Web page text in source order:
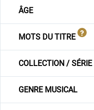
ÂGE
MOTS DU TITRE
COLLECTION / SÉRIE
GENRE MUSICAL